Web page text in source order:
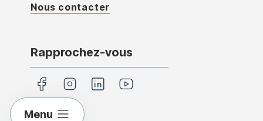
Menu
Nous contacter
Rapprochez-vous